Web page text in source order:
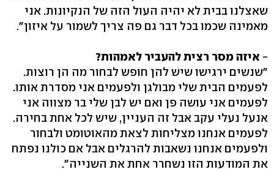
שאצלנו בבית לא יהיה העול הזה של הנקיונות. אני
מאמינה שכמו בכל דבר גם פה צריך לשמור על איזון".
- איזה מסר רצית להעביר לאמהות?
"שנשים ירגישו שיש להן חופש לבחור מה הן רוצות.
לפעמים הבית שלי מבולגן ולפעמים אני מסדרת אותו.
לפעמים אני עושה פן ואם יש לבן שלי בר מצווה אני
אנעל נעלי עקב אבל זה העניין, שיש לכל אחת בחירה.
לפעמים אנחנו מצליחות לצאת מהאוטומט ולבחור
ולפעמים אנחנו נשאבות להרגלים אבל אם כולנו נפתח
את המודעות הזו נשחרר אחת את השנייה".